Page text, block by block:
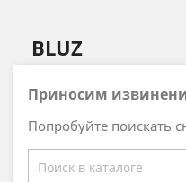
BLUZ
Приносим
Попробуйте поискать